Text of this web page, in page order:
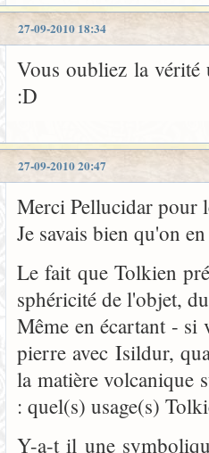
27-09-2010 18:34
Vous oubliez la vérité
:D
27-09-2010 20:47
Merci Pellucidar pour
Je savais bien qu'on
Le fait que Tolkien
sphéricité de l'objet,
Même en écartant - si
pierre avec Isildur,
la matière volcanique
: quel(s) usage(s)
Y-a-t il une